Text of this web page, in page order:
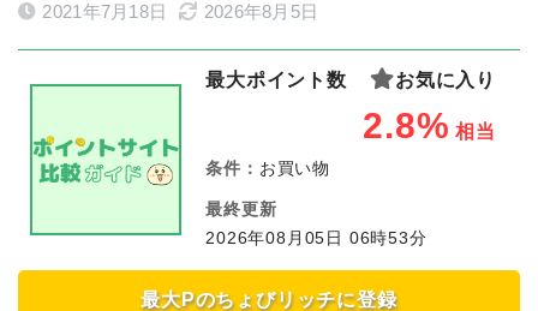
2021年7月18日 2026年8月5日
最大ポイント数 お気に入り
2.8% 相当
条件： お買い物
最終更新
2026年08月05日 06時53分
最大Pのちょびリッチに登録